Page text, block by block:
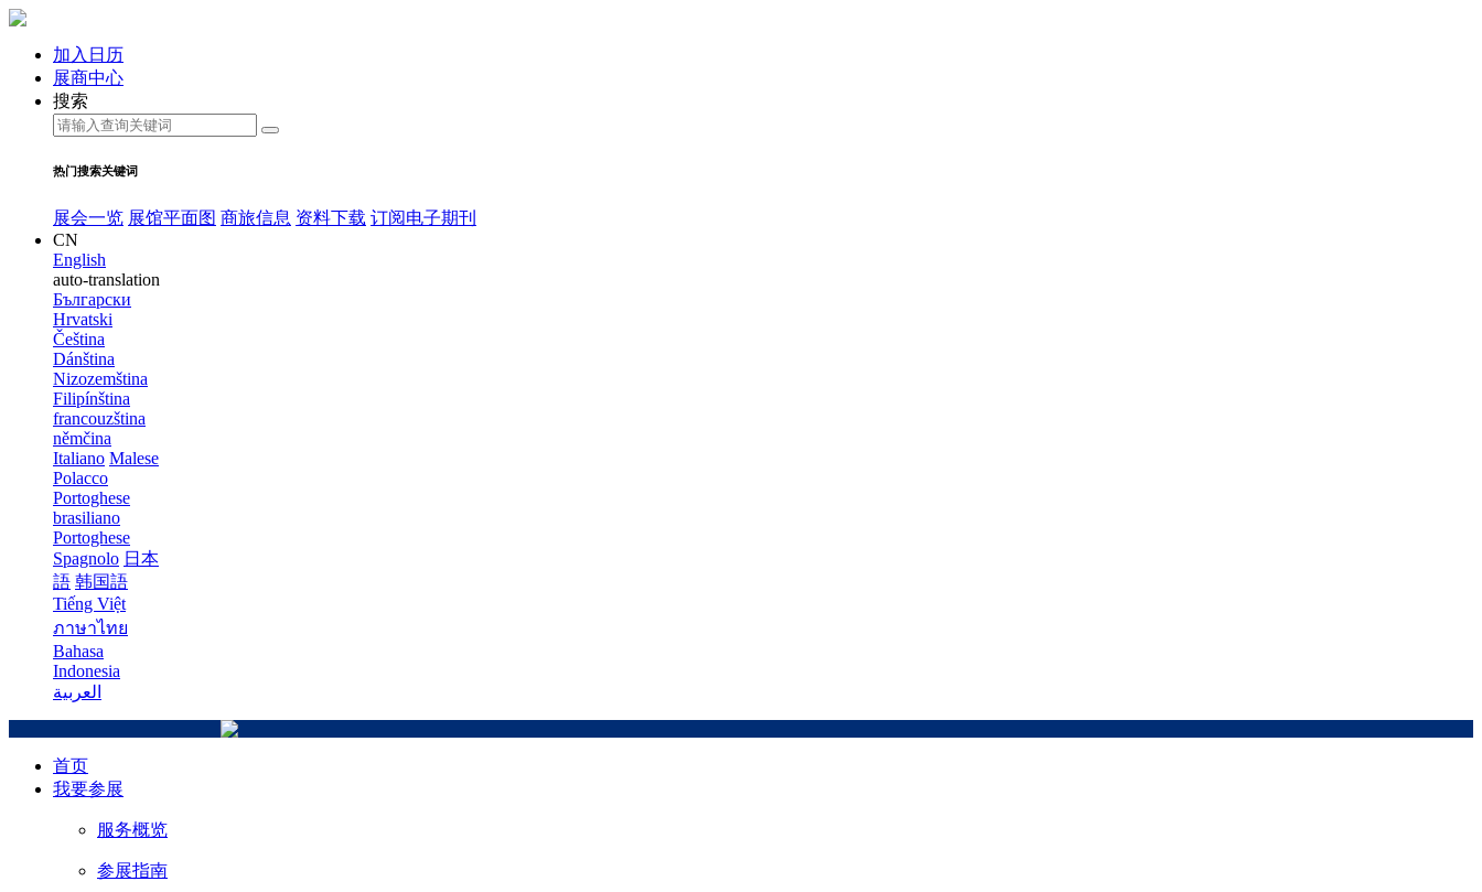
加入日历
展商中心
搜索
热门搜索关键词
展会一览 展馆平面图 商旅信息 资料下载 订阅电子期刊
CN
English
auto-translation
Български
Hrvatski
Čeština
Dánština
Nizozemština
Filipínština
francouzština
němčina
Italiano Malese
Polacco
Portoghese
brasiliano
Portoghese
Spagnolo 日本
語 韩国語
Tiếng Việt
ภาษาไทย
Bahasa
Indonesia
العربية
首页
我要参展
服务概览
参展指南